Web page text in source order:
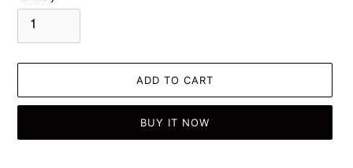
ADD TO CART
BUY IT NOW